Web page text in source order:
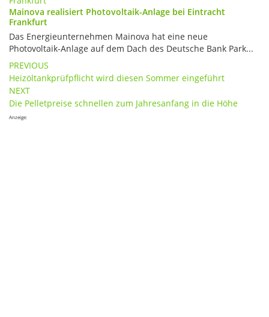
Mainova realisiert Photovoltaik-Anlage bei Eintracht
Frankfurt
Das Energieunternehmen Mainova hat eine neue
Photovoltaik-Anlage auf dem Dach des Deutsche Bank Park...
Post
navigation
PREVIOUS
Heizöltankprüfpflicht wird diesen Sommer eingeführt
NEXT
Die Pelletpreise schnellen zum Jahresanfang in die Höhe
Anzeige: